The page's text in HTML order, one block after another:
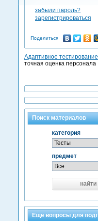
забыли пароль?
зарегистрироваться
Поделиться
Адаптивное тестирование
точная оценка персонала
Поиск материалов
категория
предмет
найти
Еще вопросы для